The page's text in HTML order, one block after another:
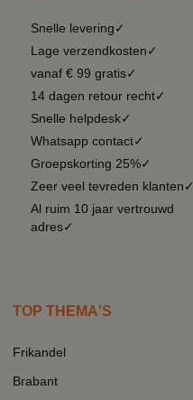
Snelle levering✓
Lage verzendkosten✓
vanaf € 99 gratis✓
14 dagen retour recht✓
Snelle helpdesk✓
Whatsapp contact✓
Groepskorting 25%✓
Zeer veel tevreden klanten✓
Al ruim 10 jaar vertrouwd
adres✓
TOP THEMA'S
Frikandel
Brabant